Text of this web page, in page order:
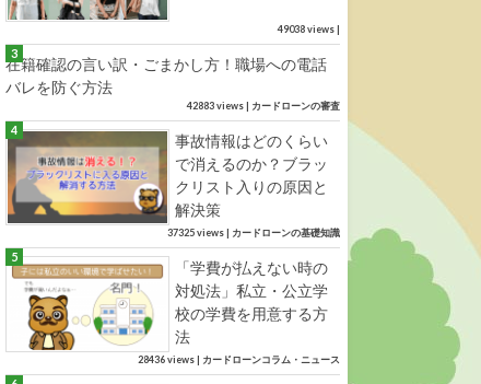
49038 views|
在籍確認の言い訳・ごまかし方！職場への電話
バレを防ぐ方法
42883 views| カードローンの審査
事故情報はどのくらい
で消えるのか？ブラッ
クリスト入りの原因と
解決策
37325 views| カードローンの基礎知識
「学費が払えない時の
対処法」私立・公立学
校の学費を用意する方
法
28436 views| カードローンコラム・ニュース